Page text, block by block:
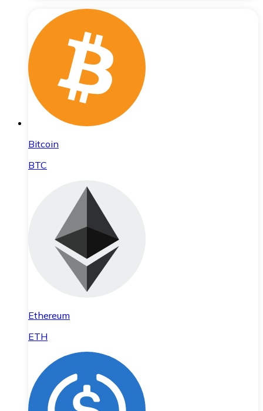
Bitcoin
BTC
Ethereum
ETH